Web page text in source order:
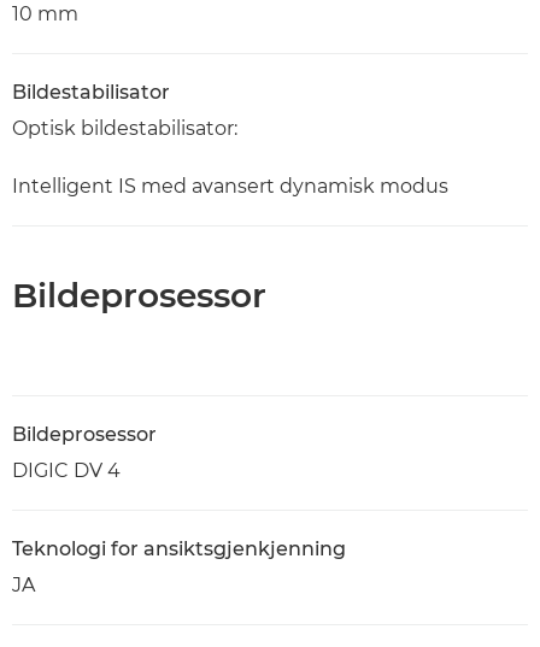
10 mm
Bildestabilisator
Optisk bildestabilisator:
Intelligent IS med avansert dynamisk modus
Bildeprosessor
Bildeprosessor
DIGIC DV 4
Teknologi for ansiktsgjenkjenning
JA